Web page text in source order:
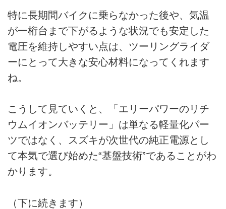
特に長期間バイクに乗らなかった後や、気温
が一桁台まで下がるような状況でも安定した
電圧を維持しやすい点は、ツーリングライダ
ーにとって大きな安心材料になってくれます
ね。
こうして見ていくと、「エリーパワーのリチ
ウムイオンバッテリー」は単なる軽量化パー
ツではなく、スズキが次世代の純正電源とし
て本気で選び始めた“基盤技術”であることがわ
かります。
（下に続きます）